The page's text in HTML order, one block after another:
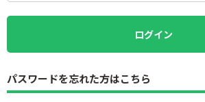
ログイン
パスワードを忘れた方はこちら